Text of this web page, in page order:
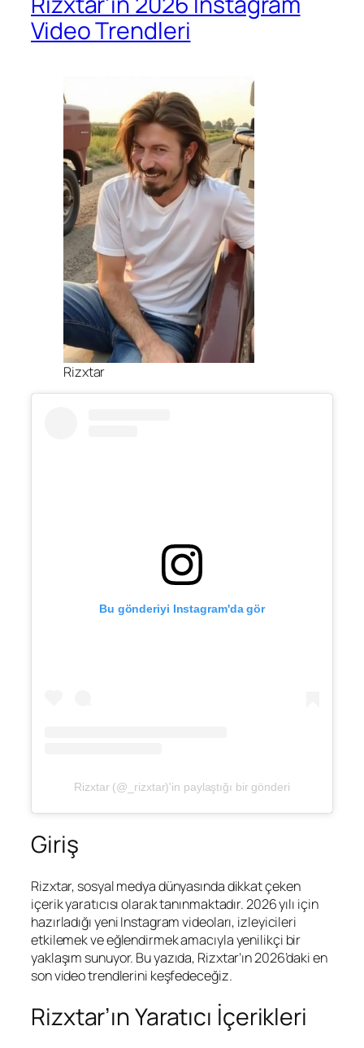
Video Trendleri
Rizxtar
Bu gönderiyi Instagram'da gör
Rizxtar (@_rizxtar)'in paylaştığı bir gönderi
Giriş
Rizxtar, sosyal medya dünyasında dikkat çeken
içerik yaratıcısı olarak tanınmaktadır. 2026 yılı için
hazırladığı yeni Instagram videoları, izleyicileri
etkilemek ve eğlendirmek amacıyla yenilikçi bir
yaklaşım sunuyor. Bu yazıda, Rizxtar’ın 2026’daki en
son video trendlerini keşfedeceğiz.
Rizxtar’ın Yaratıcı İçerikleri